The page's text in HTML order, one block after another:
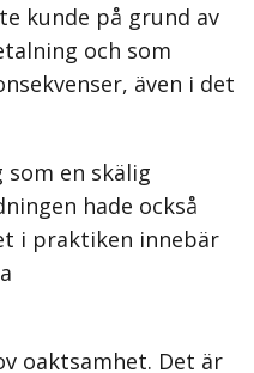
kunde på grund av
och som
även i det
en skälig
hade också
i praktiken innebär
oaktsamhet. Det är